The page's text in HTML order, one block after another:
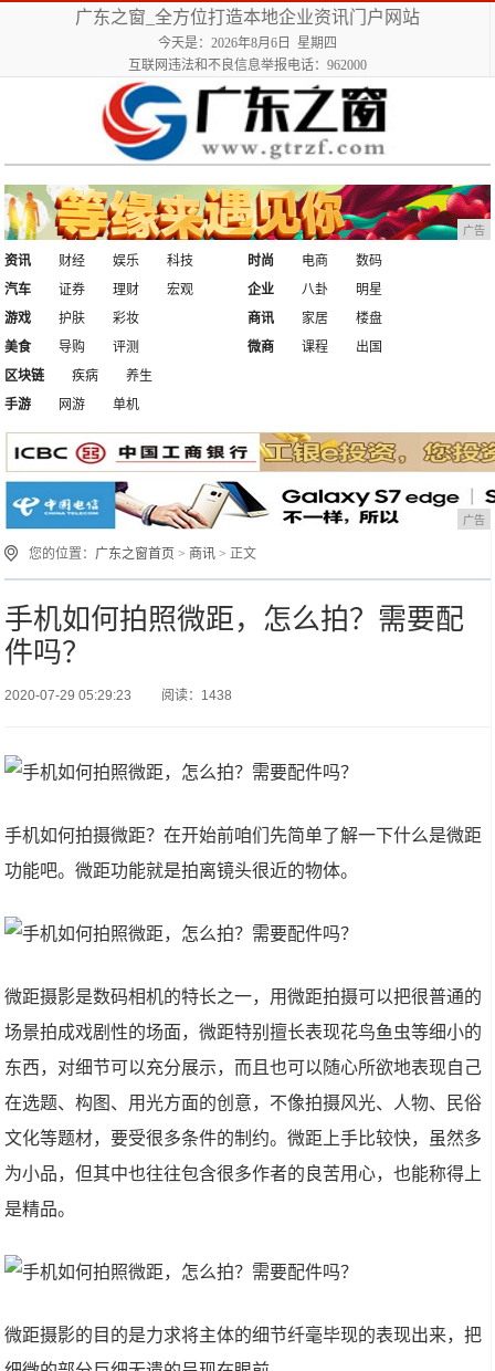
广东之窗_全方位打造本地企业资讯门户网站
今天是：2026年8月6日 星期四
互联网违法和不良信息举报电话：962000
广告
资讯 财经 娱乐
科技
汽车
证券 理财 宏观
时尚 电商
数码
企业
八卦
明星
游戏
护肤
彩妆
美食
导购 评测
商讯 家居
楼盘
微商
课程
出国
区块链
疾病
养生
手游
网游 单机
广告
您的位置： 广东之窗首页 > 商讯 > 正文
手机如何拍照微距，怎么拍？需要配
件吗？
2020-07-29 05:29:23 阅读：1438
手机如何拍摄微距？在开始前咱们先简单了解一下什么是微距
功能吧。微距功能就是拍离镜头很近的物体。
微距摄影是数码相机的特长之一，用微距拍摄可以把很普通的
场景拍成戏剧性的场面，微距特别擅长表现花鸟鱼虫等细小的
东西，对细节可以充分展示，而且也可以随心所欲地表现自己
在选题、构图、用光方面的创意，不像拍摄风光、人物、民俗
文化等题材，要受很多条件的制约。微距上手比较快，虽然多
为小品，但其中也往往包含很多作者的良苦用心，也能称得上
是精品。
微距摄影的目的是力求将主体的细节纤毫毕现的表现出来，把